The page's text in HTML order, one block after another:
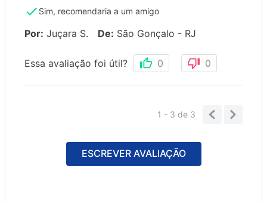
Sim, recomendaria a um amigo
Por: Juçara S. De: São Gonçalo - RJ
Essa avaliação foi útil? 0 0
1 - 3de 3
ESCREVER AVALIAÇÃO